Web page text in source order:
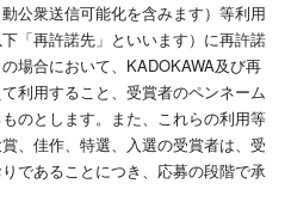
公衆送信可能化を含みます）等利用
「再許諾先」といいます）に再許諾
場合において、KADOKAWA及び再
利用すること、受賞者のペンネーム
のとします。また、これらの利用等
、佳作、特選、入選の受賞者は、受
であることにつき、応募の段階で承